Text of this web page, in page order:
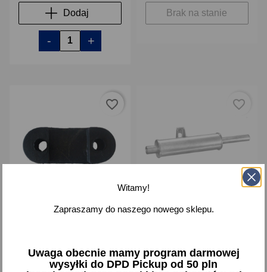
Dodaj
- +
Brak na stanie
Wieszak tłumika tył tylny
6,97 zł brutto
favorite_border
Tłumik końcowy wydech
70,07 zł brutto
favorite_border
Witamy!
Zapraszamy do naszego nowego sklepu.
Uwaga obecnie mamy program darmowej
wysyłki do DPD Pickup od 50 pln